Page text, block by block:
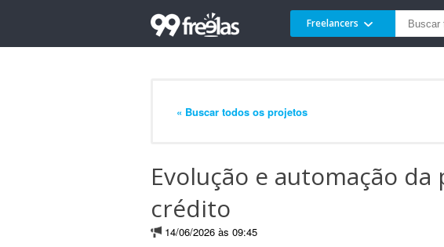
Freelancers
« Buscar todos os projetos
Evolução e automação
crédito
14/06/2026 às 09:45